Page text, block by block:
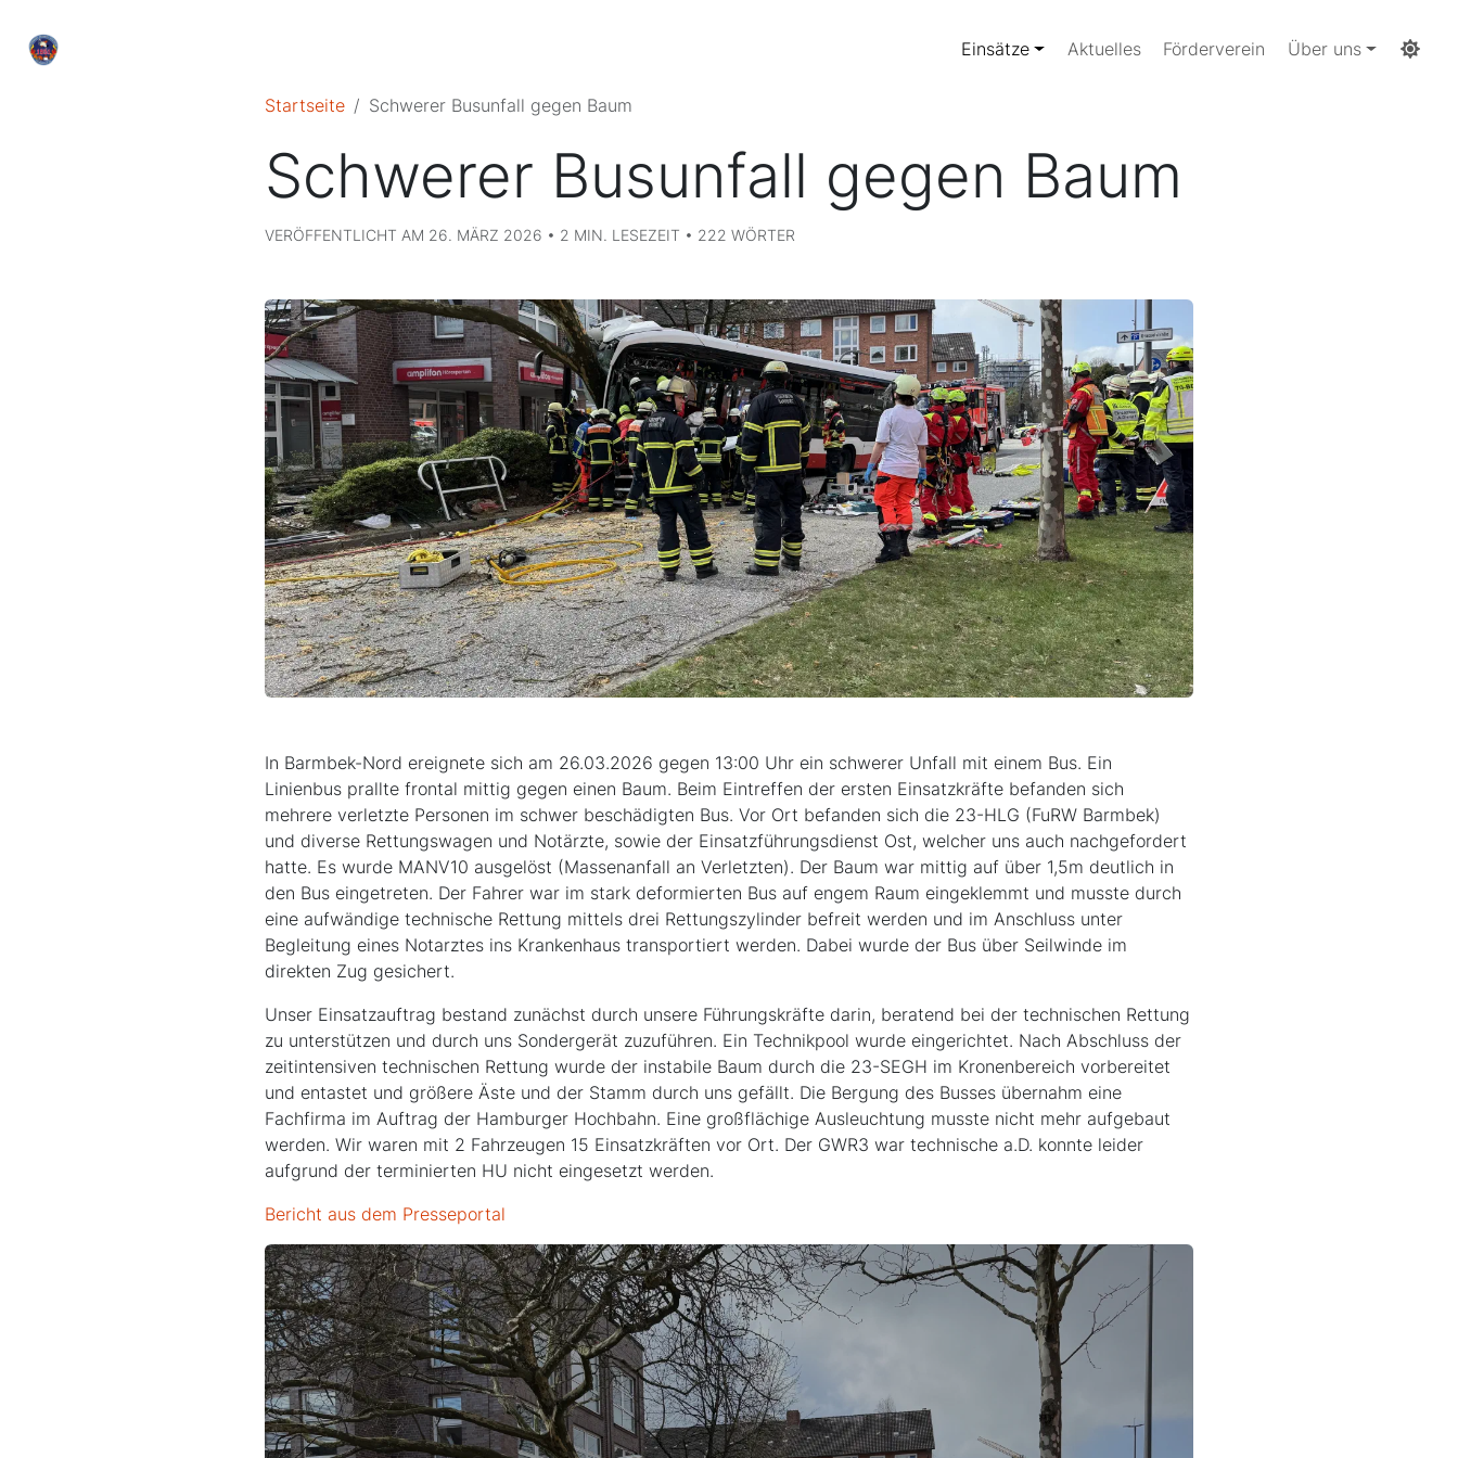
Einsätze Aktuelles Förderverein Über uns
Startseite Schwerer Busunfall gegen Baum
Schwerer Busunfall gegen Baum
VERÖFFENTLICHT AM 26. MÄRZ 2026 • 2 MIN. LESEZEIT • 222 WÖRTER
In Barmbek-Nord ereignete sich am 26.03.2026 gegen 13:00 Uhr ein schwerer Unfall mit einem Bus. Ein
Linienbus prallte frontal mittig gegen einen Baum. Beim Eintreffen der ersten Einsatzkräfte befanden sich
mehrere verletzte Personen im schwer beschädigten Bus. Vor Ort befanden sich die 23-HLG (FuRW Barmbek)
und diverse Rettungswagen und Notärzte, sowie der Einsatzführungsdienst Ost, welcher uns auch nachgefordert
hatte. Es wurde MANV10 ausgelöst (Massenanfall an Verletzten). Der Baum war mittig auf über 1,5m deutlich in
den Bus eingetreten. Der Fahrer war im stark deformierten Bus auf engem Raum eingeklemmt und musste durch
eine aufwändige technische Rettung mittels drei Rettungszylinder befreit werden und im Anschluss unter
Begleitung eines Notarztes ins Krankenhaus transportiert werden. Dabei wurde der Bus über Seilwinde im
direkten Zug gesichert.
Unser Einsatzauftrag bestand zunächst durch unsere Führungskräfte darin, beratend bei der technischen Rettung
zu unterstützen und durch uns Sondergerät zuzuführen. Ein Technikpool wurde eingerichtet. Nach Abschluss der
zeitintensiven technischen Rettung wurde der instabile Baum durch die 23-SEGH im Kronenbereich vorbereitet
und entastet und größere Äste und der Stamm durch uns gefällt. Die Bergung des Busses übernahm eine
Fachfirma im Auftrag der Hamburger Hochbahn. Eine großflächige Ausleuchtung musste nicht mehr aufgebaut
werden. Wir waren mit 2 Fahrzeugen 15 Einsatzkräften vor Ort. Der GWR3 war technische a.D. konnte leider
aufgrund der terminierten HU nicht eingesetzt werden.
Bericht aus dem Presseportal